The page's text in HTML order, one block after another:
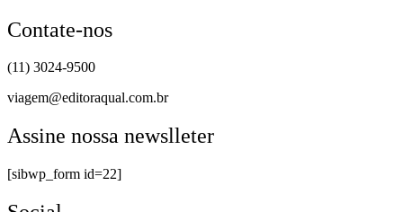
Contate-nos
(11) 3024-9500
viagem@editoraqual.com.br
Assine nossa newslleter
[sibwp_form id=22]